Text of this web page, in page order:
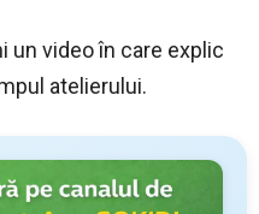
un video în care explic
atelierului.